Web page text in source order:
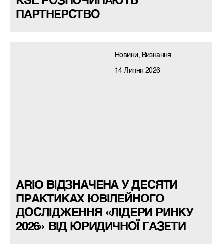
ПАРТНЕРСТВО
Новини, Визнання
14 Липня 2026
ARIO ВІДЗНАЧЕНА У ДЕСЯТИ
ПРАКТИКАХ ЮВІЛЕЙНОГО
ДОСЛІДЖЕННЯ «ЛІДЕРИ РИНКУ
2026» ВІД ЮРИДИЧНОЇ ГАЗЕТИ